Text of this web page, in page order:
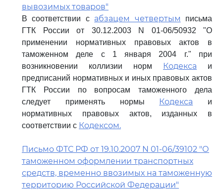
вывозимых товаров"
В соответствии с абзацем четвертым письма
ГТК России от 30.12.2003 N 01-06/50932 "О
применении нормативных правовых актов в
таможенном деле с 1 января 2004 г." при
возникновении коллизии норм
Кодекса и
предписаний нормативных и иных правовых актов
ГТК России по вопросам таможенного дела
следует применять нормы
Кодекса и
нормативных правовых актов, изданных в
соответствии с Кодексом.
Письмо ФТС РФ от 19.10.2007 N 01-06/39102 "О
таможенном оформлении транспортных
средств, временно ввозимых на таможенную
территорию Российской Федерации"